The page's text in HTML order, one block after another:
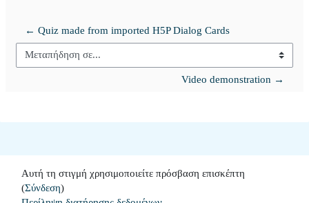
← Quiz made from imported H5P Dialog Cards
Μεταπήδηση σε...
Video demonstration →
Αυτή τη στιγμή χρησιμοποιείτε πρόσβαση επισκέπτη
(Σύνδεση)